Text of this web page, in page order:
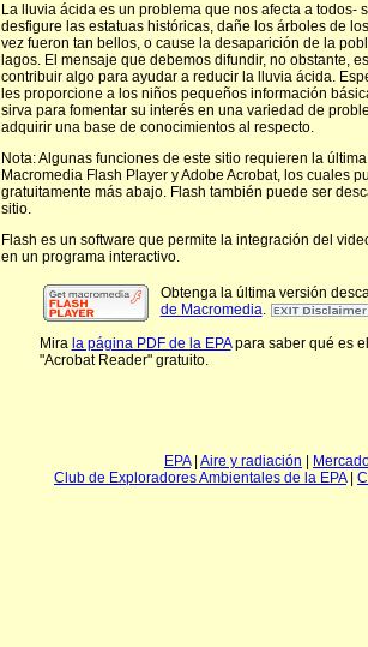
La lluvia ácida es un problema que nos afecta a todos-
desfigure las estatuas históricas, dañe los árboles de
vez fueron tan bellos, o cause la desaparición de la
lagos. El mensaje que debemos difundir, no obstante,
contribuir algo para ayudar a reducir la lluvia ácida.
les proporcione a los niños pequeños información
sirva para fomentar su interés en una variedad de
adquirir una base de conocimientos al respecto.
Nota: Algunas funciones de este sitio requieren la
Macromedia Flash Player y Adobe Acrobat, los cuales
gratuitamente más abajo. Flash también puede ser
sitio.
Flash es un software que permite la integración del
en un programa interactivo.
Obtenga la última versión
de Macromedia.
Mira la página PDF de la EPApara saber qué es
"Acrobat Reader" gratuito.
EPA| Aire y radiación
Club de Exploradores Ambientales de la EPA|